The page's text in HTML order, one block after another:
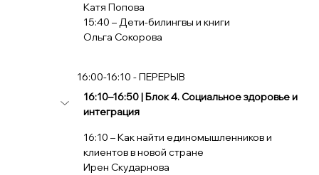
Катя Попова
15:40 – Дети-билингвы и книги
Ольга Сокорова
16:00-16:10 - ПЕРЕРЫВ
16:10–16:50 | Блок 4. Социальное здоровье и
интеграция
16:10 – Как найти единомышленников и
клиентов в новой стране
Ирен Скударнова